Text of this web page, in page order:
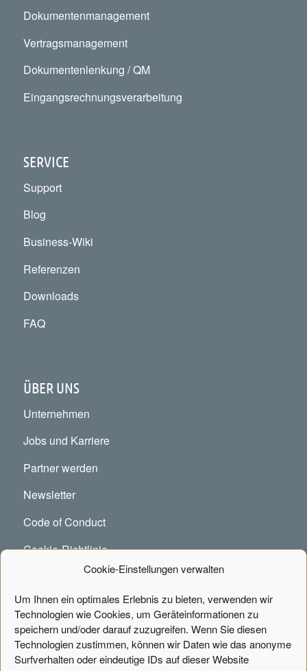
Cookie-Einstellungen verwalten
Um Ihnen ein optimales Erlebnis zu bieten, verwenden wir
Technologien wie Cookies, um Geräteinformationen zu
speichern und/oder darauf zuzugreifen. Wenn Sie diesen
Technologien zustimmen, können wir Daten wie das anonyme
Surfverhalten oder eindeutige IDs auf dieser Website
Dokumentenmanagement
Vertragsmanagement
Dokumentenlenkung / QM
Eingangsrechnungsverarbeitung
SERVICE
Support
Blog
Business-Wiki
Referenzen
Downloads
FAQ
ÜBER UNS
Unternehmen
Jobs und Karriere
Partner werden
Newsletter
Code of Conduct
Cookie-Richtlinie
KONTAKT
Portal Systems AG
Fischertwiete 1, Chilehaus B